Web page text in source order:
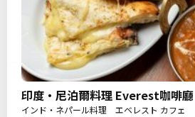
印度・尼泊爾料理 Everest咖啡廳
インド・ネパール料理 エベレスト カフェ